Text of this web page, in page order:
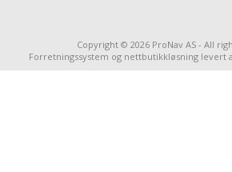
Copyright © 2026 ProNav AS - All
Forretningssystem og nettbutikkløsning levert